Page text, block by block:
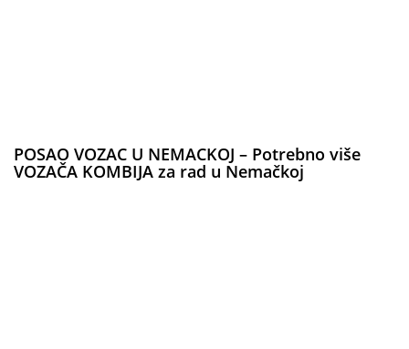
POSAO VOZAC U NEMACKOJ – Potrebno više
VOZAČA KOMBIJA za rad u Nemačkoj